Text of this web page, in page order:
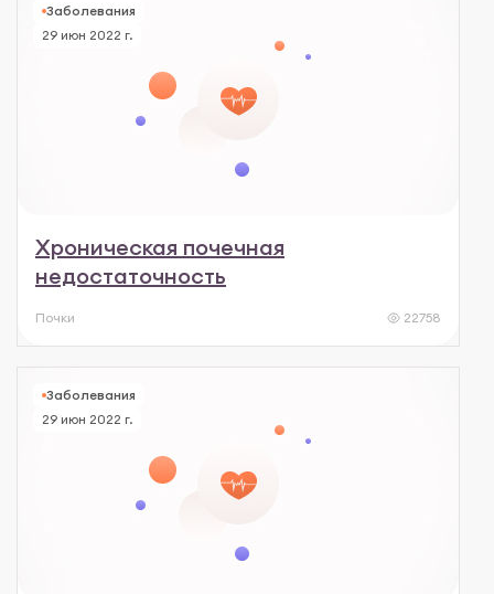
Заболевания
29 июн 2022 г.
Хроническая почечная
недостаточность
Почки 22758
Заболевания
29 июн 2022 г.